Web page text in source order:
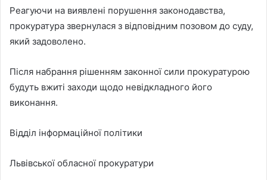
Реагуючи на виявлені порушення законодавства,
прокуратура звернулася з відповідним позовом до суду,
який задоволено.
Після набрання рішенням законної сили прокуратурою
будуть вжиті заходи щодо невідкладного його
виконання.
Відділ інформаційної політики
Львівської обласної прокуратури